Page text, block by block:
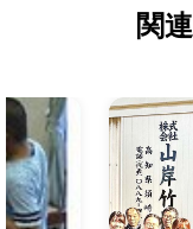
関